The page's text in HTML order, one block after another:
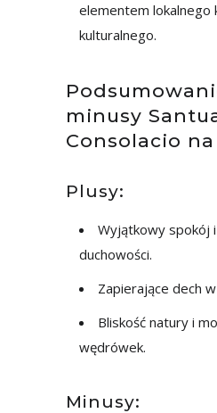
elementem lokalnego
kulturalnego.
minusy
Consolacio
Plusy:
Wyjątkowy spokój
duchowości.
Zapierające dech
Bliskość natury i
wędrówek.
Minusy: